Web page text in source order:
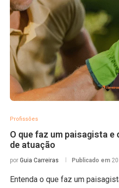
Profissões
O que faz um paisagista e
de atuação
por Guia Carreiras Publicado em
Entenda o que faz um